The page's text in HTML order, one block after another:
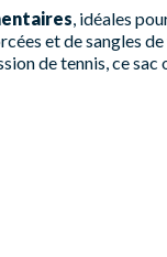
, idéales
et de sangles
de tennis, ce